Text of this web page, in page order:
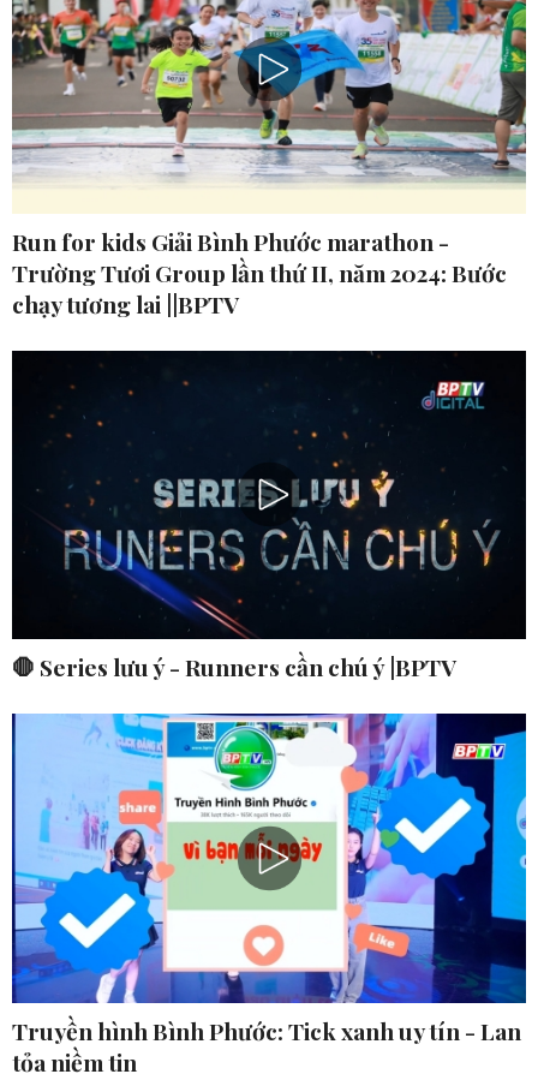
Run for kids Giải Bình Phước marathon -
Trường Tươi Group lần thứ II, năm 2024: Bước
chạy tương lai ||BPTV
🛑 Series lưu ý - Runners cần chú ý |BPTV
Truyền hình Bình Phước: Tick xanh uy tín - Lan
tỏa niềm tin